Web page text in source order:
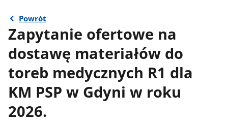
Powrót
Zapytanie ofertowe na
dostawę materiałów do
toreb medycznych R1 dla
KM PSP w Gdyni w roku
2026.